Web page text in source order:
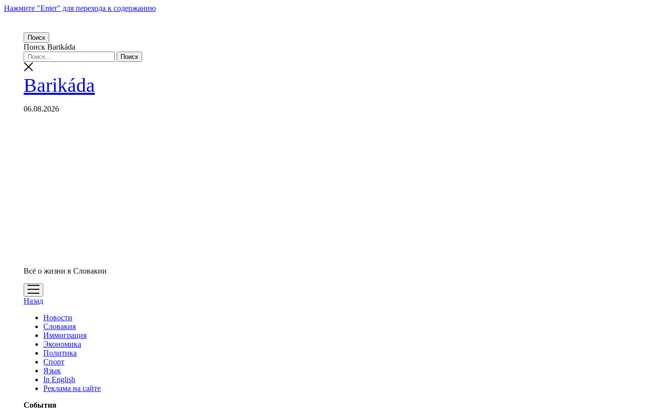
Нажмите "Enter" для перехода к содержанию
Поиск
Поиск Barikáda
Barikáda
06.08.2026
Всё о жизни в Словакии
открыть
меню
Назад
Новости
Словакия
Иммиграция
Экономика
Политика
Спорт
Язык
In English
Реклама на сайте
События